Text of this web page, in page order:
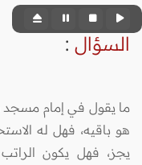
السؤال :
ما يقول في إمام مسجد
هو باقيه، فهل له
يجز، فهل يكون